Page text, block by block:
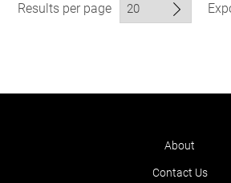
Results per page
About
Contact Us